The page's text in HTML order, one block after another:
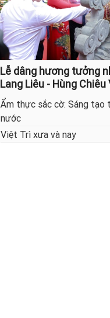
Lễ dâng hương tưởng
Lang Liêu - Hùng Chiêu
Ẩm thực sắc cờ: Sáng tạo
nước
Việt Trì xưa và nay